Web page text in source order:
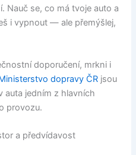
Nauč se, co má tvoje auto a
i vypnout — ale přemýšlej,
doporučení, mrkni i
dopravy ČR jsou
auta jedním z hlavních
provozu.
a předvídavost